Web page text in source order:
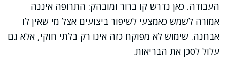
העבודה. כאן נדרש קו ברור ומובהק: התרופה איננה
אמורה לשמש כאמצעי לשיפור ביצועים אצל מי שאין לו
אבחנה. שימוש לא מפוקח כזה אינו רק בלתי חוקי, אלא גם
עלול לסכן את הבריאות.